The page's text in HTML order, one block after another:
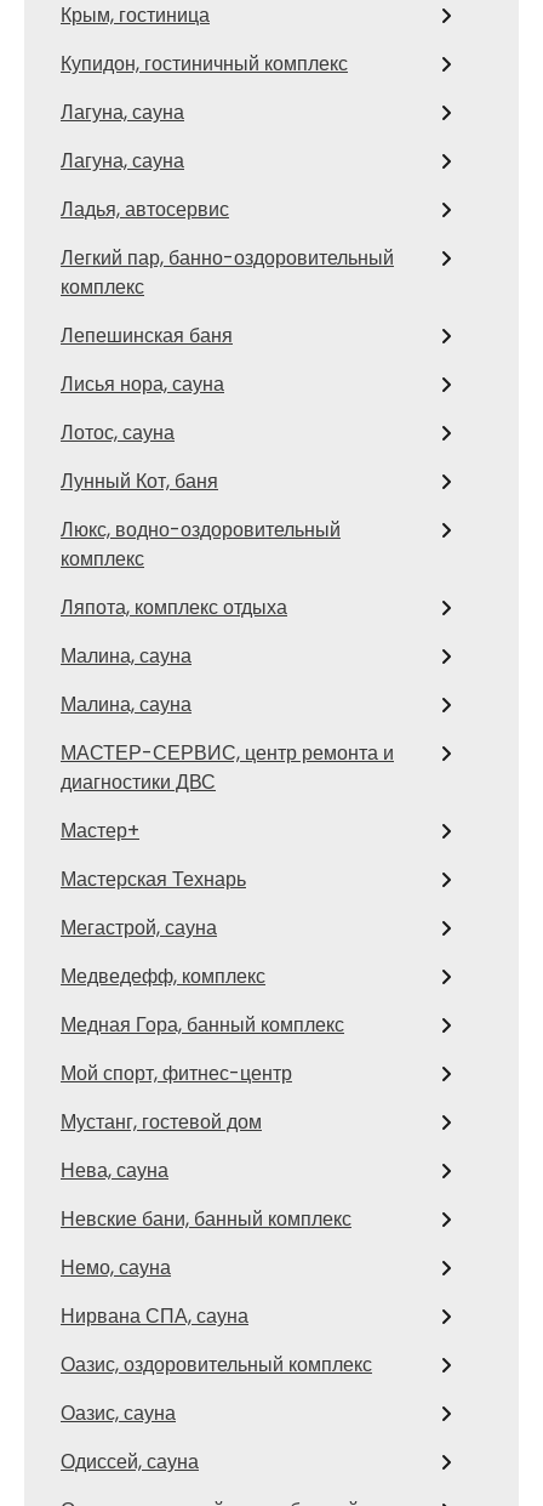
Крым, гостиница
Купидон, гостиничный комплекс
Лагуна, сауна
Лагуна, сауна
Ладья, автосервис
Легкий пар, банно-оздоровительный
комплекс
Лепешинская баня
Лисья нора, сауна
Лотос, сауна
Лунный Кот, баня
Люкс, водно-оздоровительный
комплекс
Ляпота, комплекс отдыха
Малина, сауна
Малина, сауна
МАСТЕР-СЕРВИС, центр ремонта и
диагностики ДВС
Мастер+
Мастерская Технарь
Мегастрой, сауна
Медведефф, комплекс
Медная Гора, банный комплекс
Мой спорт, фитнес-центр
Мустанг, гостевой дом
Нева, сауна
Невские бани, банный комплекс
Немо, сауна
Нирвана СПА, сауна
Оазис, оздоровительный комплекс
Оазис, сауна
Одиссей, сауна